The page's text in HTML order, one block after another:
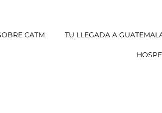
CATM TU LLEGADA A